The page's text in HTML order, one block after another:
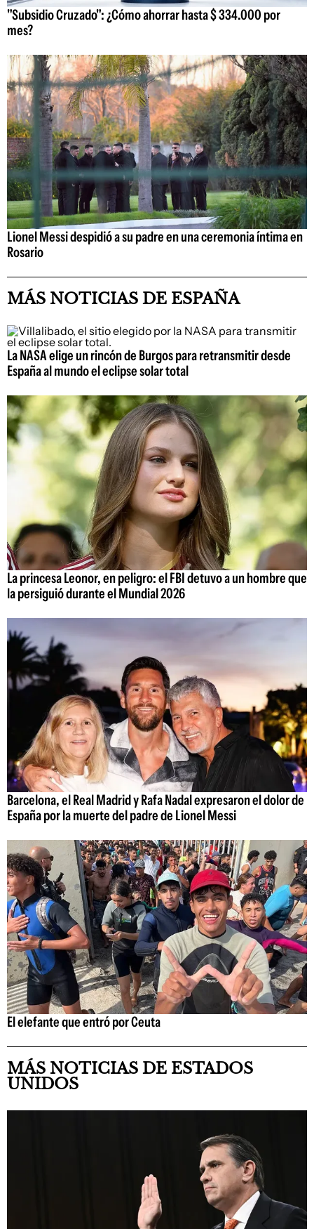
"Subsidio Cruzado": ¿Cómo ahorrar hasta $ 334.000 por
mes?
Lionel Messi despidió a su padre en una ceremonia íntima en
Rosario
MÁS NOTICIAS DE ESPAÑA
La NASA elige un rincón de Burgos para retransmitir desde
España al mundo el eclipse solar total
La princesa Leonor, en peligro: el FBI detuvo a un hombre que
la persiguió durante el Mundial 2026
Barcelona, el Real Madrid y Rafa Nadal expresaron el dolor de
España por la muerte del padre de Lionel Messi
El elefante que entró por Ceuta
MÁS NOTICIAS DE ESTADOS
UNIDOS